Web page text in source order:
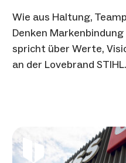
Wie aus Haltung,
Denken
spricht über Werte,
an der Lovebrand